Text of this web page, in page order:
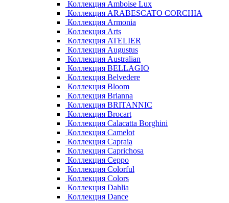
Коллекция Amboise Lux
Коллекция ARABESCATO CORCHIA
Коллекция Armonia
Коллекция Arts
Коллекция ATELIER
Коллекция Augustus
Коллекция Australian
Коллекция BELLAGIO
Коллекция Belvedere
Коллекция Bloom
Коллекция Brianna
Коллекция BRITANNIC
Коллекция Brocart
Коллекция Calacatta Borghini
Коллекция Camelot
Коллекция Capraia
Коллекция Caprichosa
Коллекция Ceppo
Коллекция Colorful
Коллекция Colors
Коллекция Dahlia
Коллекция Dance